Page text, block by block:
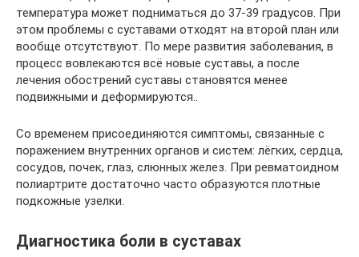
температура может подниматься до 37-39 градусов. При
этом проблемы с суставами отходят на второй план или
вообще отсутствуют. По мере развития заболевания, в
процесс вовлекаются всё новые суставы, а после
лечения обострений суставы становятся менее
подвижными и деформируются..
Со временем присоединяются симптомы, связанные с
поражением внутренних органов и систем: лёгких, сердца,
сосудов, почек, глаз, слюнных желез. При ревматоидном
полиартрите достаточно часто образуются плотные
подкожные узелки.
Диагностика боли в суставах